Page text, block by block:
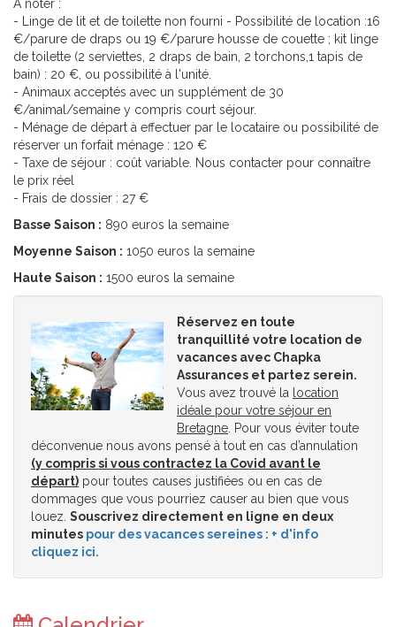
A noter :
- Linge de lit et de toilette non fourni - Possibilité de location :16
€/parure de draps ou 19 €/parure housse de couette ; kit linge
de toilette (2 serviettes, 2 draps de bain, 2 torchons,1 tapis de
bain) : 20 €, ou possibilité à l'unité.
- Animaux acceptés avec un supplément de 30
€/animal/semaine y compris court séjour.
- Ménage de départ à effectuer par le locataire ou possibilité de
réserver un forfait ménage : 120 €
- Taxe de séjour : coût variable. Nous contacter pour connaître
le prix réel
- Frais de dossier : 27 €
Basse Saison : 890 euros la semaine
Moyenne Saison : 1050 euros la semaine
Haute Saison : 1500 euros la semaine
Réservez en toute
tranquillité votre location de
vacances avec Chapka
Assurances et partez serein.
Vous avez trouvé la
location
idéale pour votre séjour en
Bretagne . Pour vous éviter toute
déconvenue nous avons pensé à tout en cas d’annulation
(y compris si vous contractez la Covid avant le
départ) pour toutes causes justifiées ou en cas de
dommages que vous pourriez causer au bien que vous
louez. Souscrivez directement en ligne en deux
minutes pour des vacances sereines : + d'info
cliquez ici.